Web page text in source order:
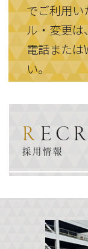
でご利用い
ル・変更
電話または
い。
採用情報